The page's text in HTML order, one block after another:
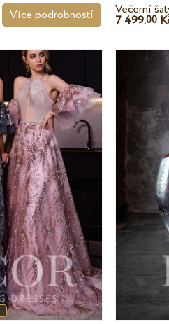
Více podrobností Večerní
7 499.00